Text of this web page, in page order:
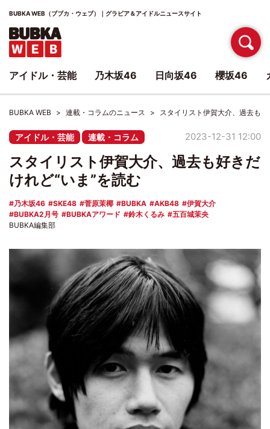
BUBKA WEB（ブブカ・ウェブ）｜グラビア＆アイドルニュースサイト
BUBKA WEB 連載・コラムのニュース スタイリスト伊賀大介、過去も
アイドル・芸能 連載・コラム 2023-12-31 12:00
スタイリスト伊賀大介、過去も好きだ
けれど“いま”を読む
乃木坂46 SKE48 菅原茉椰 BUBKA AKB48
伊賀大介
BUBKA2月号
BUBKAアワード 鈴木くるみ
五百城茉央
BUBKA編集部
アイドル・芸能 乃木坂46 日向坂46 櫻坂46